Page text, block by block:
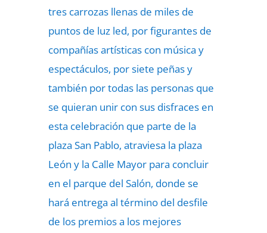
tres carrozas llenas de miles de
puntos de luz led, por figurantes de
compañías artísticas con música y
espectáculos, por siete peñas y
también por todas las personas que
se quieran unir con sus disfraces en
esta celebración que parte de la
plaza San Pablo, atraviesa la plaza
León y la Calle Mayor para concluir
en el parque del Salón, donde se
hará entrega al término del desfile
de los premios a los mejores